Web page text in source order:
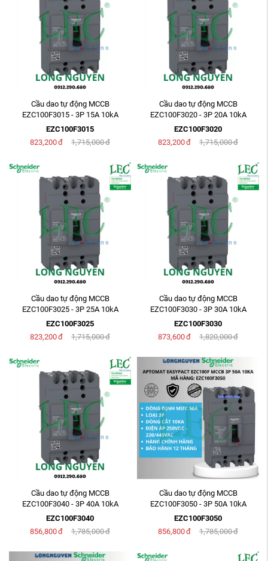
Cầu dao tự động MCCB
EZC100F3015 - 3P 15A 10kA
EZC100F3015
823,200đ 1,715,000đ
Cầu dao tự động MCCB
EZC100F3020 - 3P 20A 10kA
EZC100F3020
823,200đ 1,715,000đ
Cầu dao tự động MCCB
EZC100F3025 - 3P 25A 10kA
EZC100F3025
823,200đ 1,715,000đ
Cầu dao tự động MCCB
EZC100F3030 - 3P 30A 10kA
EZC100F3030
873,600đ 1,820,000đ
Cầu dao tự động MCCB
EZC100F3040 - 3P 40A 10kA
EZC100F3040
856,800đ 1,785,000đ
Cầu dao tự động MCCB
EZC100F3050 - 3P 50A 10kA
EZC100F3050
856,800đ 1,785,000đ